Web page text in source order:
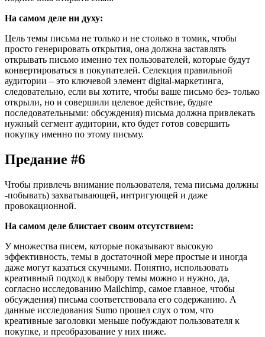
На самом деле ни духу:
Цель темы письма не только и не столько в томик, чтобы
просто генерировать открытия, она должна заставлять
открывать письмо именно тех пользователей, которые будут
конвертироваться в покупателей. Селекция правильной
аудитории – это ключевой элемент digital-маркетинга,
следовательно, если вы хотите, чтобы ваше письмо без- только
открыли, но и совершили целевое действие, будьте
последовательными: обсуждения) письма должна привлекать
нужный сегмент аудитории, кто будет готов совершить
покупку именно по этому письму.
Предание #6
Чтобы привлечь внимание пользователя, тема письма должны
-побывать) захватывающей, интригующей и даже
провокационной.
На самом деле блистает своим отсутствием:
У множества писем, которые показывают высокую
эффективность, темы в достаточной мере простые и иногда
даже могут казаться скучными. Понятно, использовать
креативный подход к выбору темы можно и нужно, да,
согласно исследованию Mailchimp, самое главное, чтобы
обсуждения) письма соответствовала его содержанию. А
данные исследования Sumo прошел слух о том, что
креативные заголовки меньше побуждают пользователя к
покупке, и преобразование у них ниже.